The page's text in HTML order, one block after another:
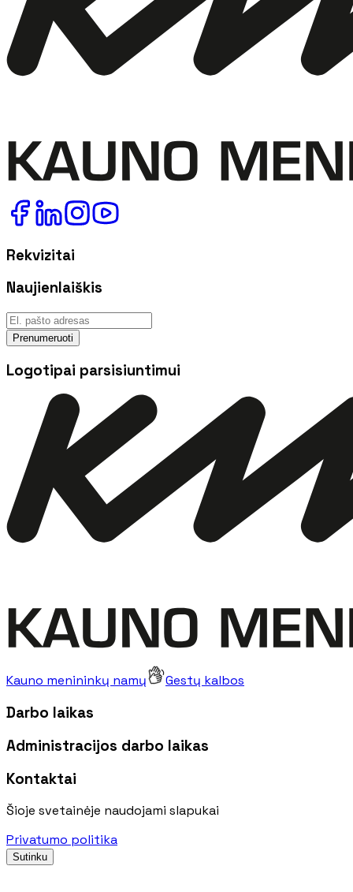
Rekvizitai
Naujienlaiškis
Prenumeruoti
Logotipai parsisiuntimui
Kauno menininkų namų Gestų kalbos
Darbo laikas
Administracijos darbo laikas
Kontaktai
Šioje svetainėje naudojami slapukai
Privatumo politika
Sutinku